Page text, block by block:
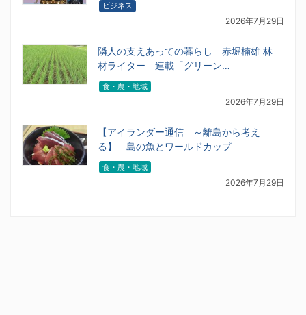
ビジネス
2026年7月29日
隣人の支えあっての暮らし 赤堀楠雄 林
材ライター 連載「グリーン…
食・農・地域
2026年7月29日
【アイランダー通信 ～離島から考え
る】 島の魚とワールドカップ
食・農・地域
2026年7月29日